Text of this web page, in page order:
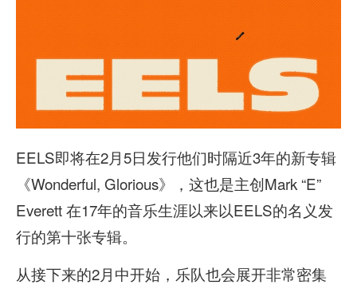
EELS即将在2月5日发行他们时隔近3年的新专辑
《Wonderful, Glorious》，这也是主创Mark “E”
Everett 在17年的音乐生涯以来以EELS的名义发
行的第十张专辑。
从接下来的2月中开始，乐队也会展开非常密集